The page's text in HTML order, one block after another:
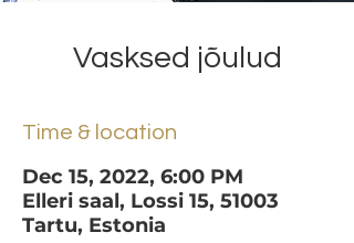
Vasksed jõulud
Time & location
Dec 15, 2022, 6:00 PM
Elleri saal, Lossi 15, 51003
Tartu, Estonia